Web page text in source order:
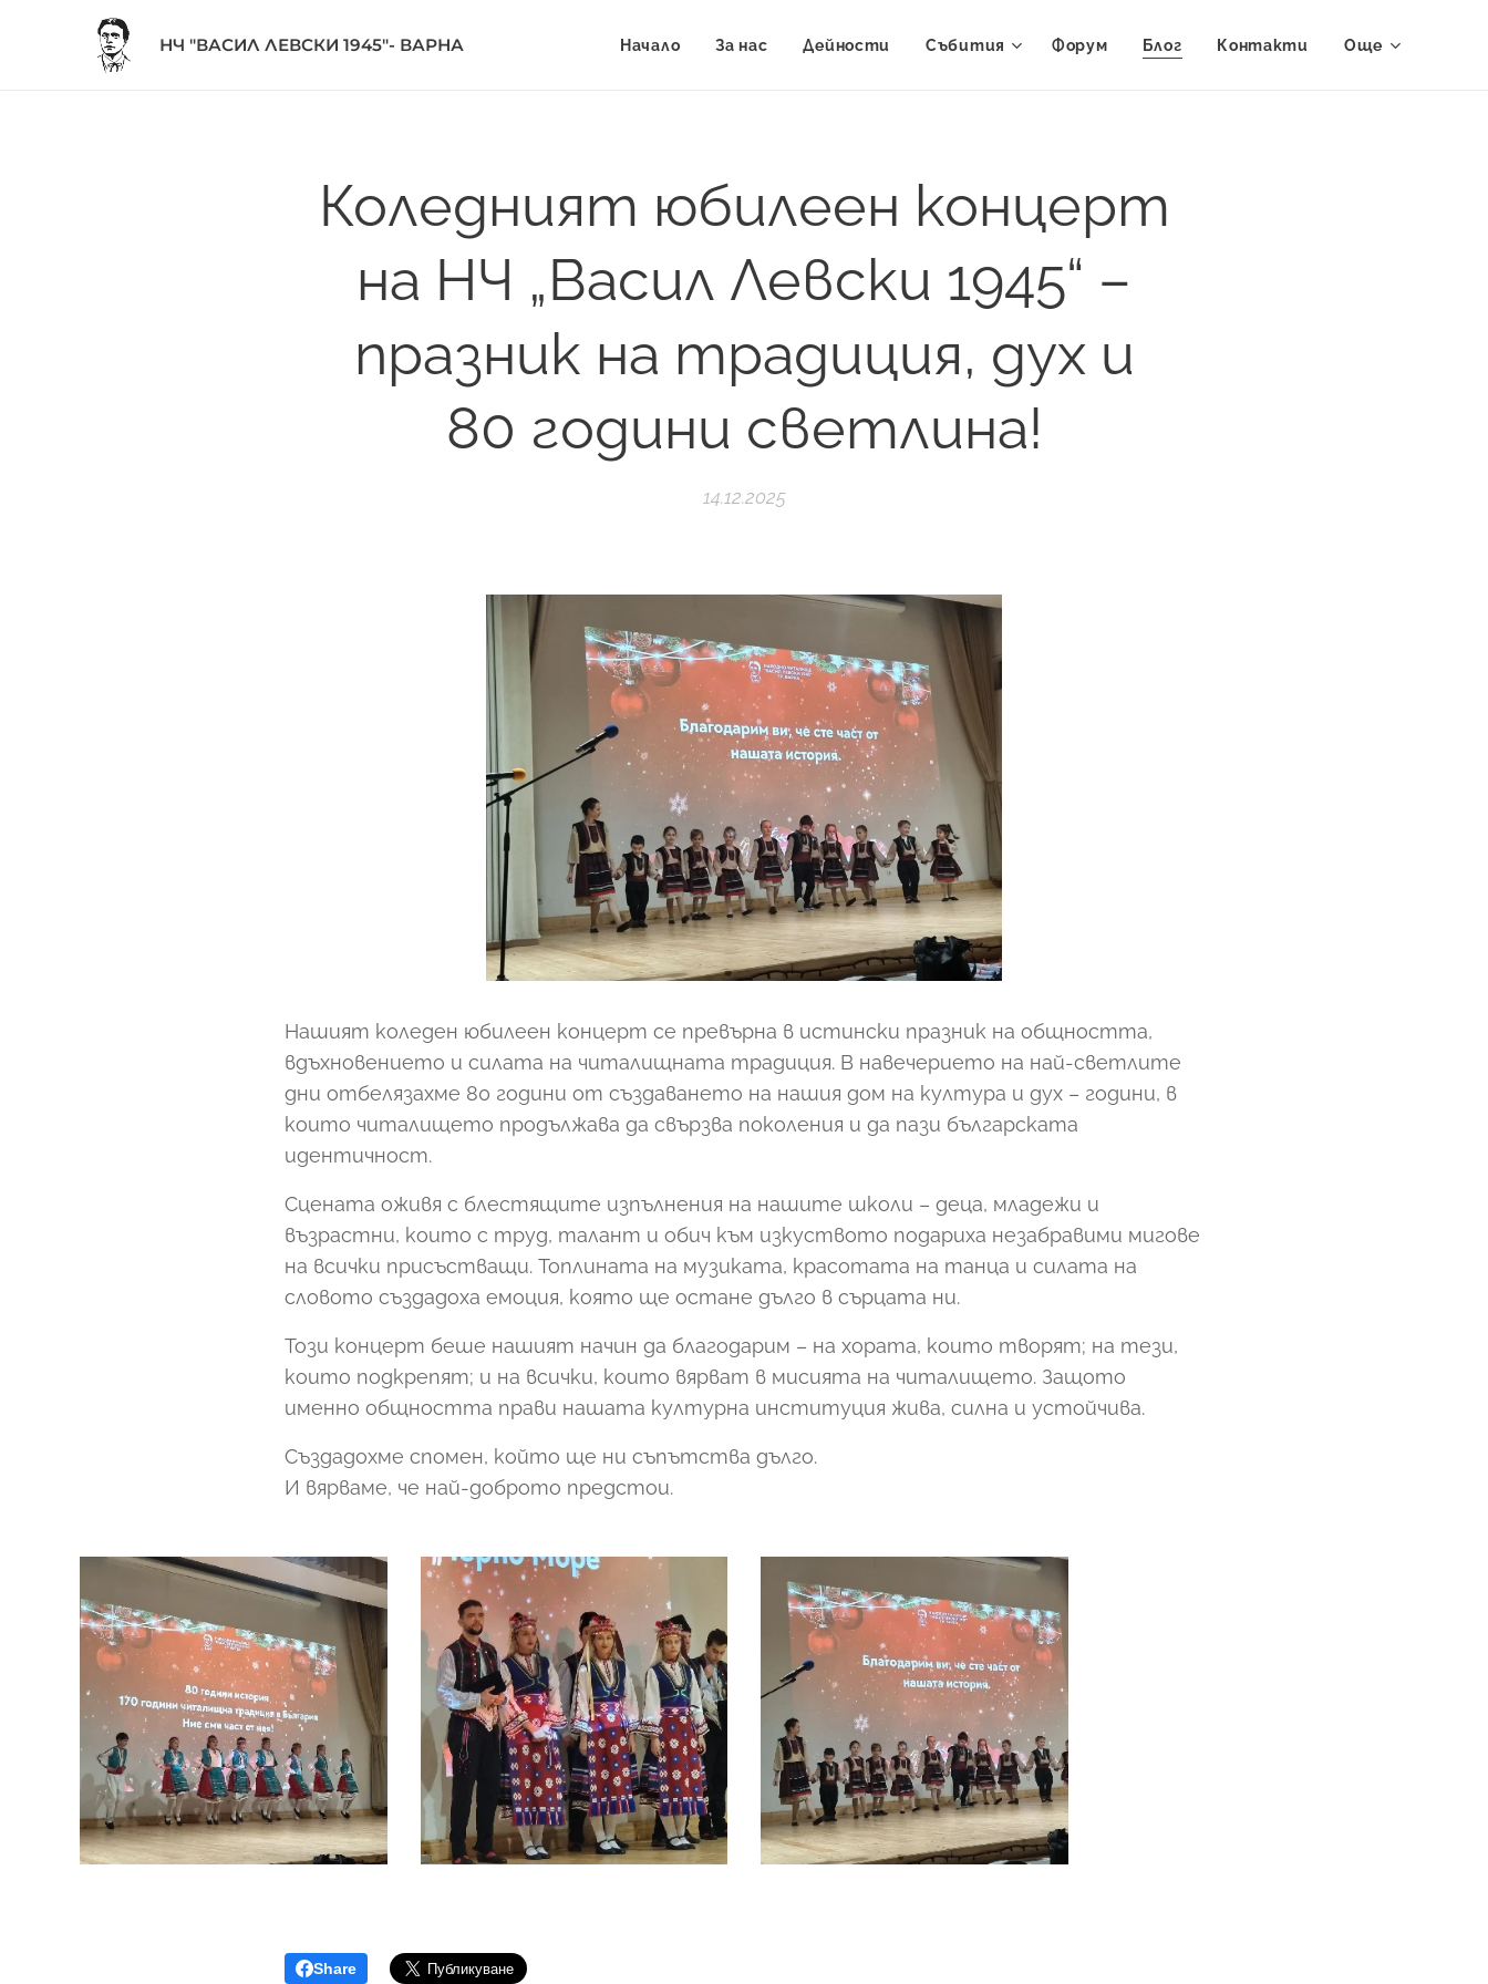
НЧ "ВАСИЛ ЛЕВСКИ 1945"- ВАРНА Начало За нас Дейности Събития Форум Блог Контакти Още
Коледният юбилеен концерт
на НЧ „Васил Левски 1945“ –
празник на традиция, дух и
80 години светлина!
14.12.2025
Нашият коледен юбилеен концерт се превърна в истински празник на общността,
вдъхновението и силата на читалищната традиция. В навечерието на най-светлите
дни отбелязахме 80 години от създаването на нашия дом на култура и дух – години, в
които читалището продължава да свързва поколения и да пази българската
идентичност.
Сцената оживя с блестящите изпълнения на нашите школи – деца, младежи и
възрастни, които с труд, талант и обич към изкуството подариха незабравими мигове
на всички присъстващи. Топлината на музиката, красотата на танца и силата на
словото създадоха емоция, която ще остане дълго в сърцата ни.
Този концерт беше нашият начин да благодарим – на хората, които творят; на тези,
които подкрепят; и на всички, които вярват в мисията на читалището. Защото
именно общността прави нашата културна институция жива, силна и устойчива.
Създадохме спомен, който ще ни съпътства дълго.
И вярваме, че най-доброто предстои.
Share